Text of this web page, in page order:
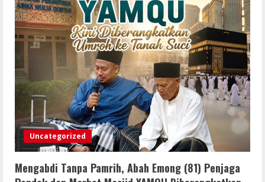
Uncategorized
Mengabdi Tanpa Pamrih, Abah Emong (81) Penjaga